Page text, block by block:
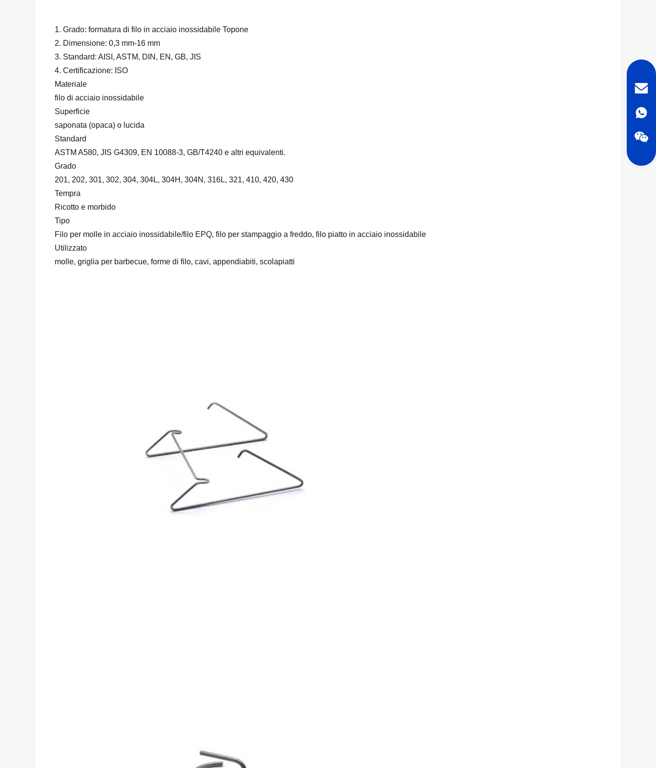
1. Grado: formatura di filo in acciaio inossidabile Topone
2. Dimensione: 0,3 mm-16 mm
3. Standard: AISI, ASTM, DIN, EN, GB, JIS
4. Certificazione: ISO
Materiale
filo di acciaio inossidabile
Superficie
saponata (opaca) o lucida
Standard
ASTM A580, JIS G4309, EN 10088-3, GB/T4240 e altri equivalenti.
Grado
201, 202, 301, 302, 304, 304L, 304H, 304N, 316L, 321, 410, 420, 430
Tempra
Ricotto e morbido
Tipo
Filo per molle in acciaio inossidabile/filo EPQ, filo per stampaggio a freddo, filo piatto in acciaio inossidabile
Utilizzato
molle, griglia per barbecue, forme di filo, cavi, appendiabiti, scolapiatti